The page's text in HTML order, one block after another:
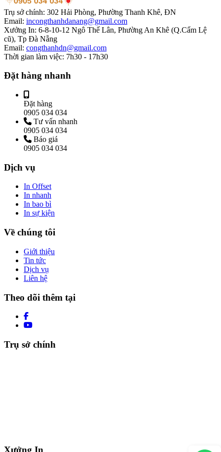
Trụ sở chính: 302 Hải Phòng, Phường Thanh Khê, ĐN
Email: incongthanhdanang@gmail.com
Xưởng In: 6-8-10-12 Ngô Thế Lân, Phường An Khê (Q.Cẩm Lệ
cũ), Tp Đà Nẵng
Email: congthanhdn@gmail.com
Thời gian làm việc: 7h30 - 17h30
Đặt hàng nhanh
Đặt hàng
0905 034 034
Tư vấn nhanh
0905 034 034
Báo giá
0905 034 034
Dịch vụ
In Offset
In nhanh
In bao bì
In sự kiện
Về chúng tôi
Giới thiệu
Tin tức
Dịch vụ
Liên hệ
Theo dõi thêm tại
Trụ sở chính